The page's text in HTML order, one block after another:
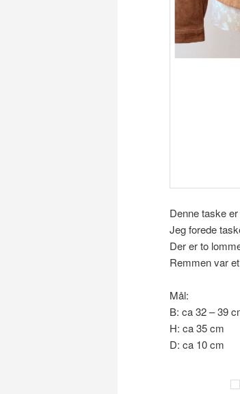
Denne taske
Jeg forede
Der er to
Remmen var
Mål:
B: ca 32 – 39
H: ca 35 cm
D: ca 10 cm